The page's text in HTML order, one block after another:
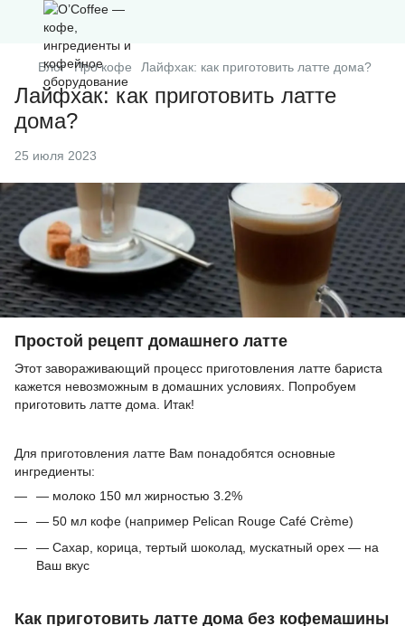
Блог Про кофе Лайфхак: как приготовить латте дома?
Лайфхак: как приготовить латте
дома?
25 июля 2023
Простой рецепт домашнего латте
Этот завораживающий процесс приготовления латте бариста
кажется невозможным в домашних условиях. Попробуем
приготовить латте дома. Итак!
Для приготовления латте Вам понадобятся основные
ингредиенты:
— молоко 150 мл жирностью 3.2%
— 50 мл кофе (например Pelican Rouge Café Crème)
— Сахар, корица, тертый шоколад, мускатный орех — на
Ваш вкус
Как приготовить латте дома без кофемашины